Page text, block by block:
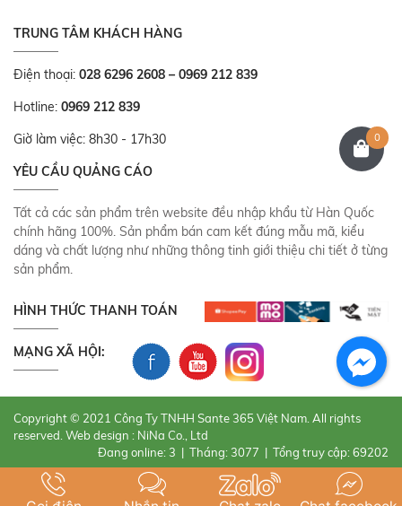
TRUNG TÂM KHÁCH HÀNG
Điện thoại: 028 6296 2608 – 0969 212 839
Hotline: 0969 212 839
Giờ làm việc: 8h30 - 17h30
YÊU CẦU QUẢNG CÁO
Tất cả các sản phẩm trên website đều nhập khẩu từ Hàn Quốc
chính hãng 100%. Sản phẩm bán cam kết đúng mẫu mã, kiểu
dáng và chất lượng như những thông tinh giới thiệu chi tiết ở từng
sản phẩm.
HÌNH THỨC THANH TOÁN
MẠNG XÃ HỘI:
Copyright © 2021 Công Ty TNHH Sante 365 Việt Nam. All rights
reserved. Web design : NiNa Co., Ltd
Đang online: 3 | Tháng: 3077 | Tổng truy cập: 69202
0